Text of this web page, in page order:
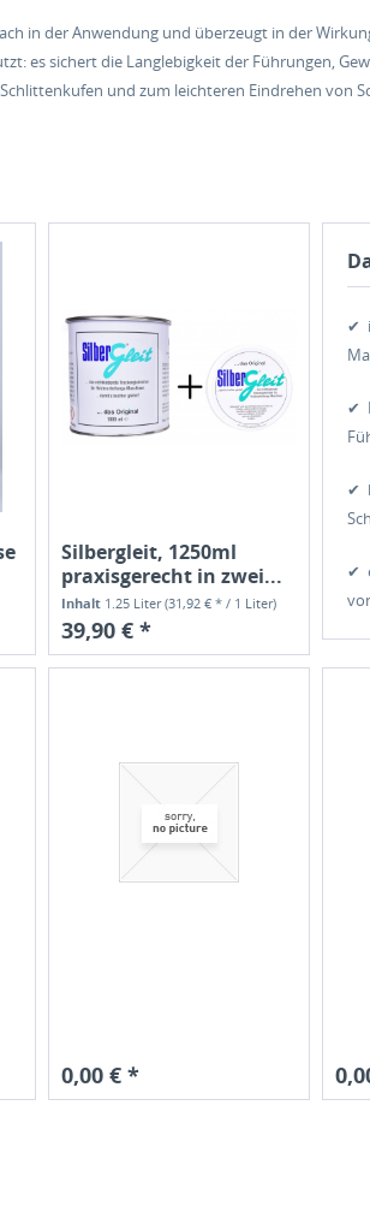
in der Anwendung und überzeugt in der
es sichert die Langlebigkeit der Führungen,
und zum leichteren Eindrehen von
Silbergleit, 1250ml
praxisgerecht in zwei...
Inhalt 1.25 Liter(31,92 € * / 1 Liter)
39,90 € *
✔
✔
✔
✔
0,00 € *